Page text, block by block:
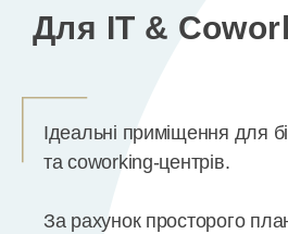
Для IT &
Ідеальні приміщення для
та coworking-центрів.
За рахунок просторого